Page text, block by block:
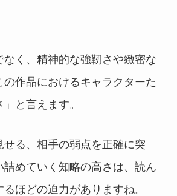
なく、精神的な強靭さや緻密な
作品におけるキャラクターた
と言えます。
せる、相手の弱点を正確に突
詰めていく知略の高さは、読ん
ほどの迫力がありますね。